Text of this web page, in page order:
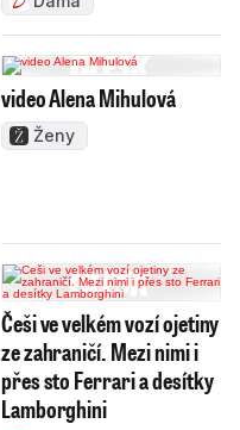
video Alena Mihulová
Ženy
Češi ve velkém vozí ojetiny
ze zahraničí. Mezi nimi i
přes sto Ferrari a desítky
Lamborghini